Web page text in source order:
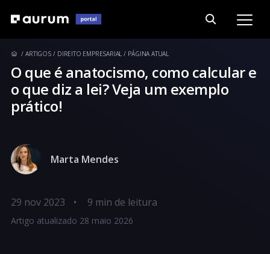
ARTIGOS DIREITO EMPRESARIAL PÁGINA ATUAL
O que é anatocismo, como calcular e
o que diz a lei? Veja um exemplo
prático!
Marta Mendes
29 nov 2023 •
Artigo atualizado 28 maio 2026